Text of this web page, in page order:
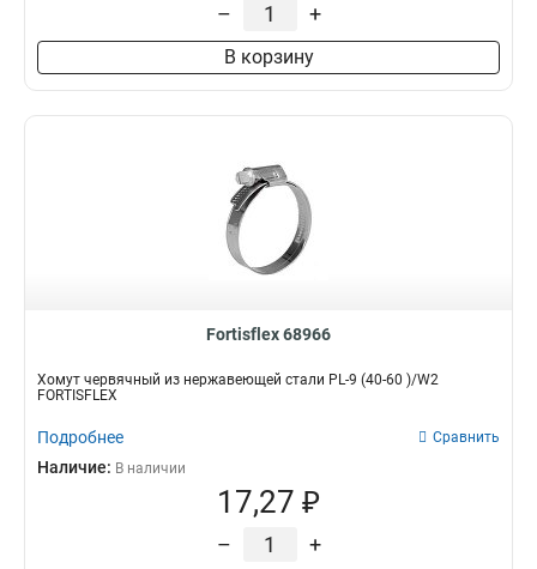
– +
В корзину
Fortisflex 68966
Хомут червячный из нержавеющей стали PL-9 (40-60 )/W2
FORTISFLEX
Подробнее Сравнить
Наличие: В наличии
17,27 ₽
– +